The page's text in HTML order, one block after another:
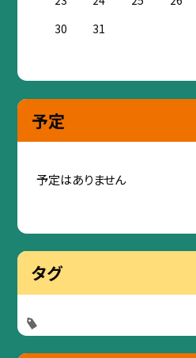
30
31
予定
予定はありません
タグ